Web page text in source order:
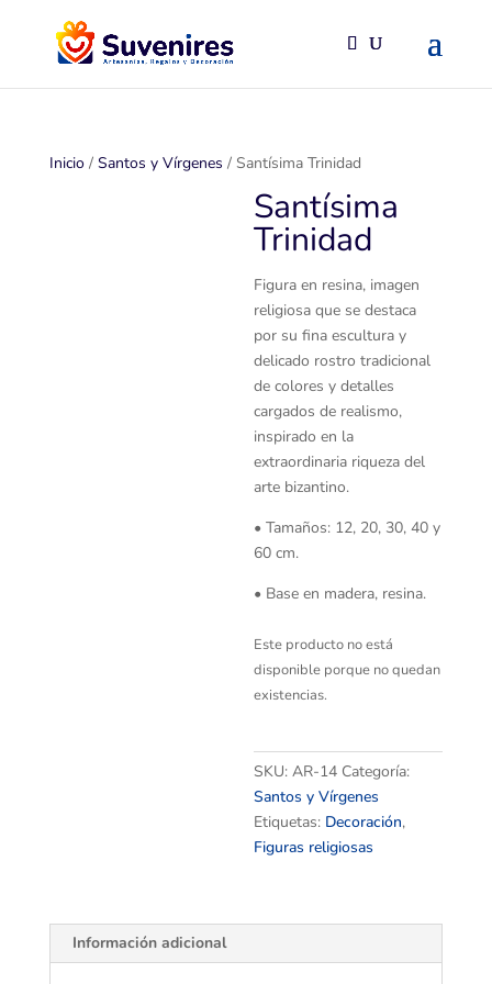
Inicio/ Santos y Vírgenes / Santísima Trinidad
Santísima
Trinidad
Figura en resina, imagen
religiosa que se destaca
por su fina escultura y
delicado rostro tradicional
de colores y detalles
cargados de realismo,
inspirado en la
extraordinaria riqueza del
arte bizantino.
• Tamaños: 12, 20, 30, 40 y
60 cm.
• Base en madera, resina.
Este producto no está
disponible porque no quedan
existencias.
SKU:AR-14 Categoría:
Santos y Vírgenes
Etiquetas: Decoración,
Figuras religiosas
Información adicional